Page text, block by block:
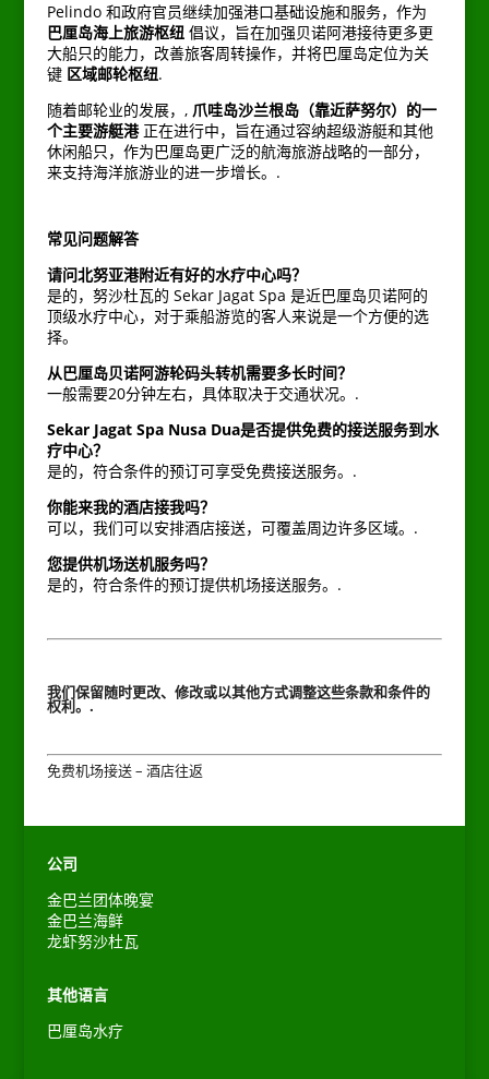
Pelindo 和政府官员继续加强港口基础设施和服务，作为
巴厘岛海上旅游枢纽倡议，旨在加强贝诺阿港接待更多更
大船只的能力，改善旅客周转操作，并将巴厘岛定位为关
键 区域邮轮枢纽.
随着邮轮业的发展，, 爪哇岛沙兰根岛（靠近萨努尔）的一
个主要游艇港正在进行中，旨在通过容纳超级游艇和其他
休闲船只，作为巴厘岛更广泛的航海旅游战略的一部分，
来支持海洋旅游业的进一步增长。.
常见问题解答
请问北努亚港附近有好的水疗中心吗？
是的，努沙杜瓦的 Sekar Jagat Spa 是近巴厘岛贝诺阿的
顶级水疗中心，对于乘船游览的客人来说是一个方便的选
择。
从巴厘岛贝诺阿游轮码头转机需要多长时间？
一般需要20分钟左右，具体取决于交通状况。.
Sekar Jagat Spa Nusa Dua是否提供免费的接送服务到水
疗中心？
是的，符合条件的预订可享受免费接送服务。.
你能来我的酒店接我吗？
可以，我们可以安排酒店接送，可覆盖周边许多区域。.
您提供机场送机服务吗？
是的，符合条件的预订提供机场接送服务。.
我们保留随时更改、修改或以其他方式调整这些条款和条件的
权利。.
免费机场接送 – 酒店往返
公司
金巴兰团体晚宴
金巴兰海鲜
龙虾努沙杜瓦
其他语言
巴厘岛水疗